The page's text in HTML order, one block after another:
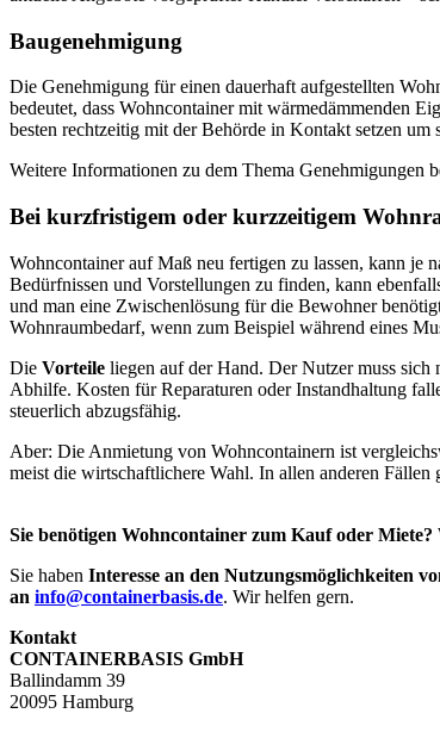
Baugenehmigung
Die Genehmigung für einen dauerhaft aufgestellten
bedeutet, dass Wohncontainer mit wärmedämmenden
besten rechtzeitig mit der Behörde in Kontakt setzen
Weitere Informationen zu dem Thema Genehmigungen
Bei kurzfristigem oder kurzzeitigem
Wohncontainer auf Maß neu fertigen zu lassen, kann je
Bedürfnissen und Vorstellungen zu finden, kann
und man eine Zwischenlösung für die Bewohner
Wohnraumbedarf, wenn zum Beispiel während eines
Die Vorteile liegen auf der Hand. Der Nutzer muss
Abhilfe. Kosten für Reparaturen oder Instandhaltung
steuerlich abzugsfähig.
Aber: Die Anmietung von Wohncontainern ist
meist die wirtschaftlichere Wahl. In allen anderen Fällen
Sie benötigen Wohncontainer zum Kauf oder Miete?
Sie haben Interesse an den Nutzungsmöglichkeiten
an info@containerbasis.de. Wir helfen gern.
Kontakt
CONTAINERBASIS GmbH
Ballindamm 39
20095 Hamburg